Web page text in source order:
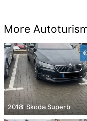
More
2018' Skoda Superb